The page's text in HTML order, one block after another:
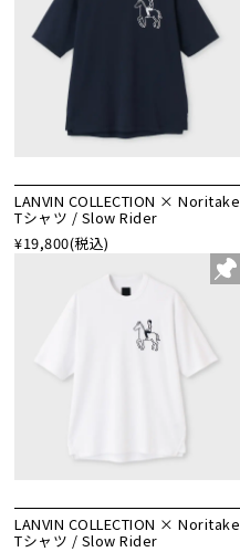
LANVIN COLLECTION × Noritake
Tシャツ / Slow Rider
¥19,800(税込)
LANVIN COLLECTION × Noritake
Tシャツ / Slow Rider